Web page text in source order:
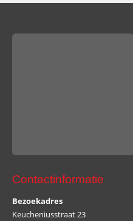
Contactinformatie
Bezoekadres
Keucheniusstraat 23